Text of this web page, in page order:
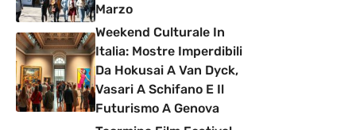
Marzo
Weekend Culturale In
Italia: Mostre Imperdibili
Da Hokusai A Van Dyck,
Vasari A Schifano E Il
Futurismo A Genova